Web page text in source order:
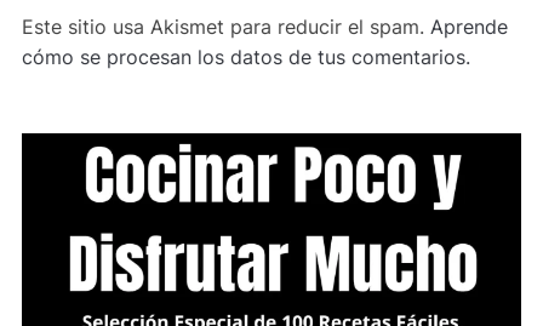
Este sitio usa Akismet para reducir el spam. Aprende
cómo se procesan los datos de tus comentarios.